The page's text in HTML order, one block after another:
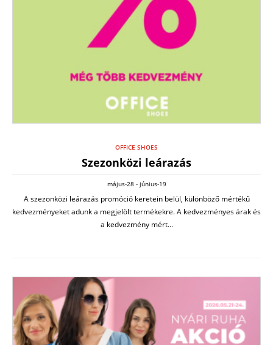
OFFICE SHOES
Szezonközi leárazás
május-28 - június-19
A szezonközi leárazás promóció keretein belül, különböző mértékű
kedvezményeket adunk a megjelölt termékekre. A kedvezményes árak és
a kedvezmény mért...